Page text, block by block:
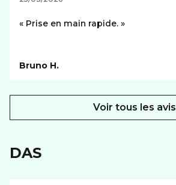
Prise en main rapide.
Bruno H.
Voir tous les avis
DAS